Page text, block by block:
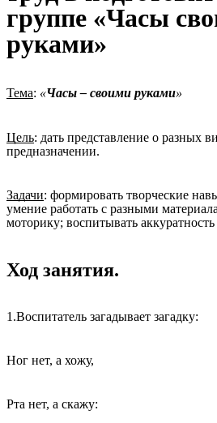
группе «Часы
руками»
Тема: «Часы – своими руками»
Цель: дать представление о разных
предназначении.
Задачи: формировать творческие
умение работать с разными
моторику; воспитывать аккуратность
Ход занятия.
1.Воспитатель загадывает загадку:
Ног нет, а хожу,
Рта нет, а скажу: